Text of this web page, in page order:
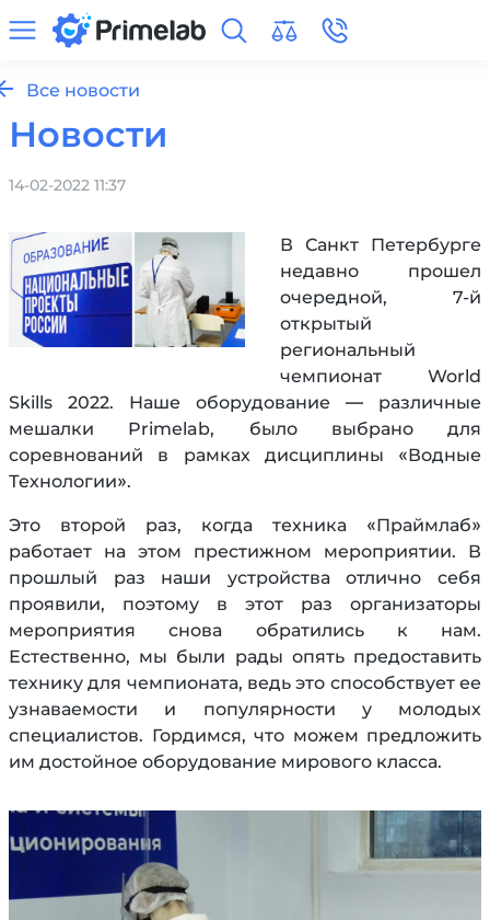
Все новости
Новости
14-02-2022 11:37
В Санкт Петербурге
недавно прошел
очередной, 7-й
открытый
региональный
чемпионат World
Skills 2022. Наше оборудование — различные
мешалки Primelab, было выбрано для
соревнований в рамках дисциплины «Водные
Технологии».
Это второй раз, когда техника «Праймлаб»
работает на этом престижном мероприятии. В
прошлый раз наши устройства отлично себя
проявили, поэтому в этот раз организаторы
мероприятия снова обратились к нам.
Естественно, мы были рады опять предоставить
технику для чемпионата, ведь это способствует ее
узнаваемости и популярности у молодых
специалистов. Гордимся, что можем предложить
им достойное оборудование мирового класса.